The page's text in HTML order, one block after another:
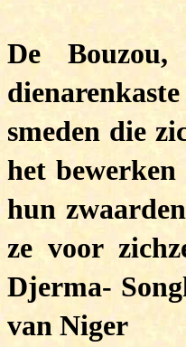
De
smeden die
het bewerken
hun
ze voor
Djerma-
van Niger